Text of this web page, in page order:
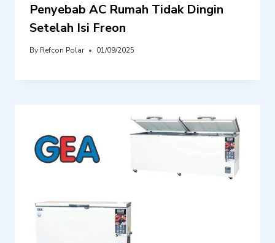
Penyebab AC Rumah Tidak Dingin
Setelah Isi Freon
By Refcon Polar 01/09/2025